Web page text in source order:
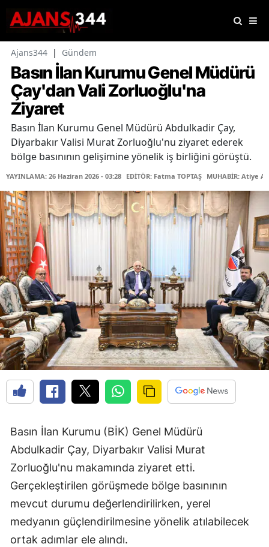
Ajans344 | Gündem
Basın İlan Kurumu Genel Müdürü
Çay'dan Vali Zorluoğlu'na
Ziyaret
Basın İlan Kurumu Genel Müdürü Abdulkadir Çay,
Diyarbakır Valisi Murat Zorluoğlu'nu ziyaret ederek
bölge basınının gelişimine yönelik iş birliğini görüştü.
YAYINLAMA: 26 Haziran 2026 - 03:28 EDİTÖR: Fatma TOPTAŞ MUHABİR: Atiye
Basın İlan Kurumu (BİK) Genel Müdürü
Abdulkadir Çay, Diyarbakır Valisi Murat
Zorluoğlu'nu makamında ziyaret etti.
Gerçekleştirilen görüşmede bölge basınının
mevcut durumu değerlendirilirken, yerel
medyanın güçlendirilmesine yönelik atılabilecek
ortak adımlar ele alındı.